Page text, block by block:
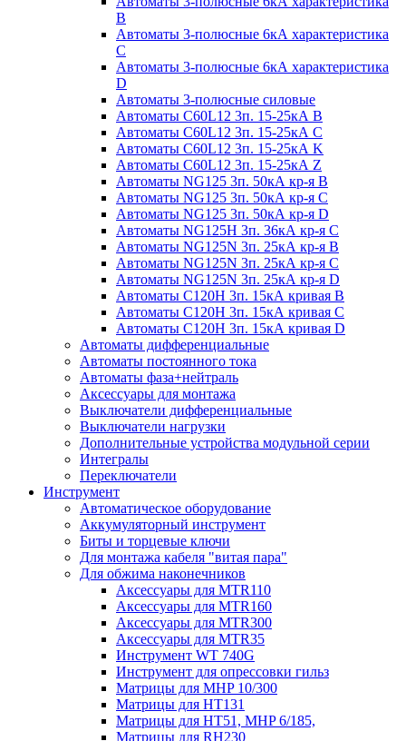
B
Автоматы 3-полюсные 6кА характеристика
C
Автоматы 3-полюсные 6кА характеристика
D
Автоматы 3-полюсные силовые
Автоматы C60L12 3п. 15-25кА B
Автоматы C60L12 3п. 15-25кА C
Автоматы C60L12 3п. 15-25кА K
Автоматы C60L12 3п. 15-25кА Z
Автоматы NG125 3п. 50кА кр-я B
Автоматы NG125 3п. 50кА кр-я C
Автоматы NG125 3п. 50кА кр-я D
Автоматы NG125H 3п. 36кА кр-я C
Автоматы NG125N 3п. 25кА кр-я B
Автоматы NG125N 3п. 25кА кр-я C
Автоматы NG125N 3п. 25кА кр-я D
Автоматы С120Н 3п. 15кА кривая B
Автоматы С120Н 3п. 15кА кривая C
Автоматы С120Н 3п. 15кА кривая D
Автоматы дифференциальные
Автоматы постоянного тока
Автоматы фаза+нейтраль
Аксессуары для монтажа
Выключатели дифференциальные
Выключатели нагрузки
Дополнительные устройства модульной серии
Интегралы
Переключатели
Инструмент
Автоматическое оборудование
Аккумуляторный инструмент
Биты и торцевые ключи
Для монтажа кабеля "витая пара"
Для обжима наконечников
Аксессуары для MTR110
Аксессуары для MTR160
Аксессуары для MTR300
Аксессуары для MTR35
Инструмент WT 740G
Инструмент для опрессовки гильз
Матрицы для MHP 10/300
Матрицы для НТ131
Матрицы для НТ51, MHP 6/185,
Матрицы для RH230